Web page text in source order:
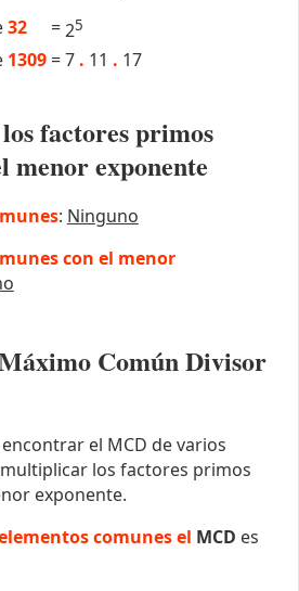
32 =25
1309 =7 . 11 . 17
factores primos
menor exponente
: Ninguno
con el menor
Común Divisor
el MCD de varios
los factores primos
exponente.
comunes el MCD es